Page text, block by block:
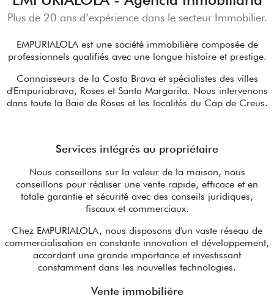
Plus de 20 ans d’expérience dans le secteur Immobilier.
EMPURIALOLA est une société immobilière composée de
professionnels qualifiés avec une longue histoire et prestige.
Connaisseurs de la Costa Brava et spécialistes des villes
d'Empuriabrava, Roses et Santa Margarita. Nous intervenons
dans toute la Baie de Roses et les localités du Cap de Creus.
Services intégrés au propriétaire
Nous conseillons sur la valeur de la maison, nous
conseillons pour réaliser une vente rapide, efficace et en
totale garantie et sécurité avec des conseils juridiques,
fiscaux et commerciaux.
Chez EMPURIALOLA, nous disposons d'un vaste réseau de
commercialisation en constante innovation et développement,
accordant une grande importance et investissant
constamment dans les nouvelles technologies.
Vente immobilière